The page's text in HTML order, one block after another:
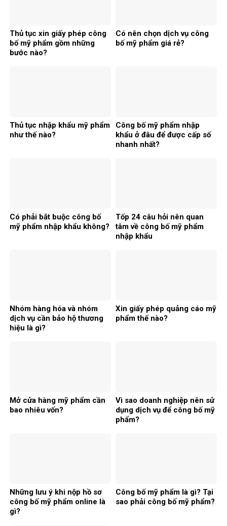
Thủ tục xin giấy phép công
bố mỹ phẩm gồm những
bước nào?
Có nên chọn dịch vụ công
bố mỹ phẩm giá rẻ?
Thủ tục nhập khẩu mỹ phẩm
như thế nào?
Công bố mỹ phẩm nhập
khẩu ở đâu để được cấp số
nhanh nhất?
Có phải bắt buộc công bố
mỹ phẩm nhập khẩu không?
Tốp 24 câu hỏi nên quan
tâm về công bố mỹ phẩm
nhập khẩu
Nhóm hàng hóa và nhóm
dịch vụ cần bảo hộ thương
hiệu là gì?
Xin giấy phép quảng cáo mỹ
phẩm thế nào?
Mở cửa hàng mỹ phẩm cần
bao nhiêu vốn?
Vì sao doanh nghiệp nên sử
dụng dịch vụ để công bố mỹ
phẩm?
Những lưu ý khi nộp hồ sơ
công bố mỹ phẩm online là
gì?
Công bố mỹ phẩm là gì? Tại
sao phải công bố mỹ phẩm?